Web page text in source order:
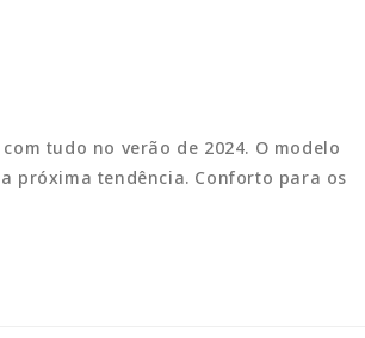
tudo no verão de 2024. O modelo
próxima tendência. Conforto para os